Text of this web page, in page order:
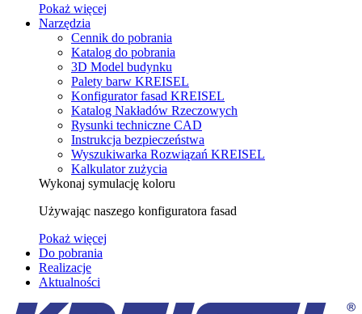
Pokaż więcej
Narzędzia
Cennik do pobrania
Katalog do pobrania
3D Model budynku
Palety barw KREISEL
Konfigurator fasad KREISEL
Katalog Nakładów Rzeczowych
Rysunki techniczne CAD
Instrukcja bezpieczeństwa
Wyszukiwarka Rozwiązań KREISEL
Kalkulator zużycia
Wykonaj symulację koloru
Używając naszego konfiguratora fasad
Pokaż więcej
Do pobrania
Realizacje
Aktualności